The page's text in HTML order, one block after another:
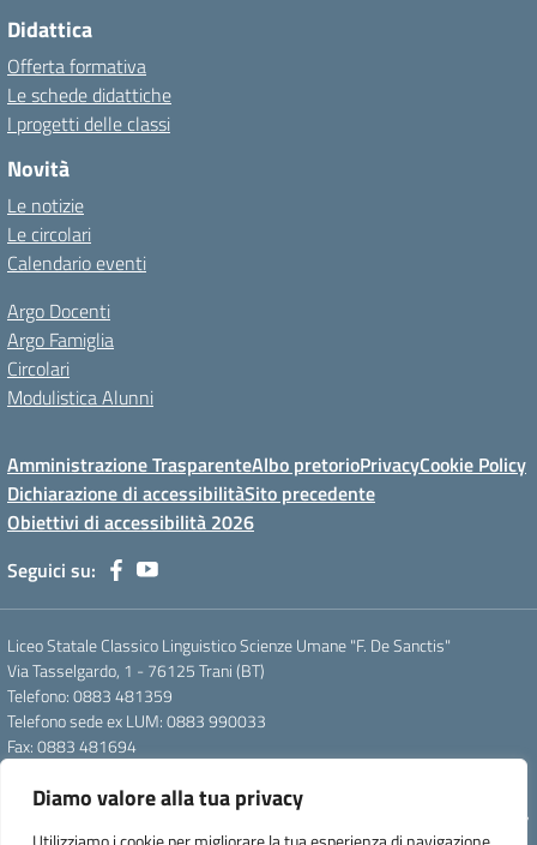
Diamo valore alla tua privacy
Didattica
Offerta formativa
Le schede didattiche
I progetti delle classi
Novità
Le notizie
Le circolari
Calendario eventi
Argo Docenti
Argo Famiglia
Circolari
Modulistica Alunni
Amministrazione TrasparenteAlbo pretorioPrivacyCookie Policy
Dichiarazione di accessibilitàSito precedente
Obiettivi di accessibilità 2026
Seguici su:
Liceo Statale Classico Linguistico Scienze Umane "F. De Sanctis"
Via Tasselgardo, 1 - 76125 Trani (BT)
Telefono: 0883 481359
Telefono sede ex LUM: 0883 990033
Fax: 0883 481694
Pec: btpc210007@pec.istruzione.it
Codice Meccanografico: istsc_btpc210007 - Codice Fiscale: 92058830727